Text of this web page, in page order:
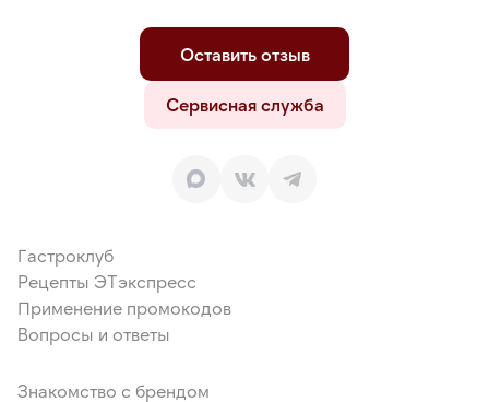
Оставить отзыв
Сервисная служба
Гастроклуб
Рецепты ЭТэкспресс
Применение промокодов
Вопросы и ответы
Знакомство с брендом